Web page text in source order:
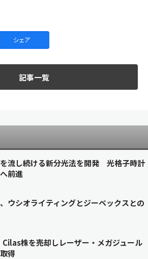
シェア
記事一覧
流し続ける新分光法を開発 光格子時計
前進
ウシオライティングとジーベックスとの
株を売却しレーザー・メガジュール
得